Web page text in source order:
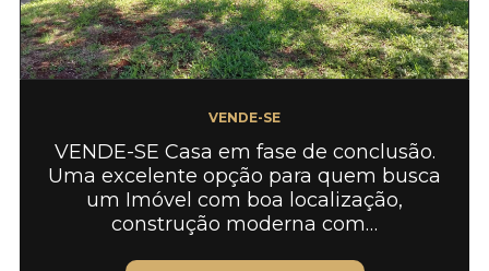
VENDE-SE
VENDE-SE Casa em fase de conclusão.
Uma excelente opção para quem busca
um Imóvel com boa localização,
construção moderna com…